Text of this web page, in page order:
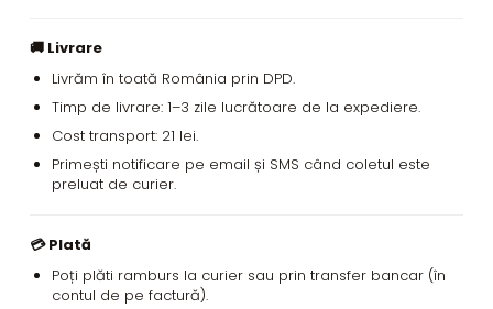
🚚 Livrare
Livrăm în toată România prin DPD.
Timp de livrare: 1–3 zile lucrătoare de la expediere.
Cost transport: 21 lei.
Primești notificare pe email și SMS când coletul este
preluat de curier.
💳 Plată
Poți plăti ramburs la curier sau prin transfer bancar (în
contul de pe factură).